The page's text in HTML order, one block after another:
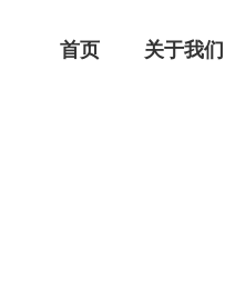
首页 关于我们